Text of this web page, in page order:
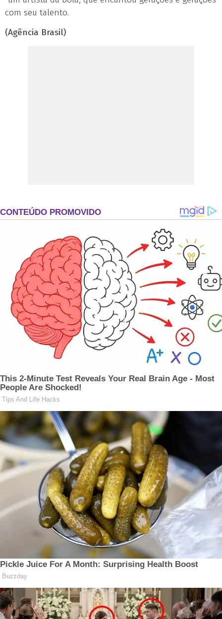
com seu talento.
(Agência Brasil)